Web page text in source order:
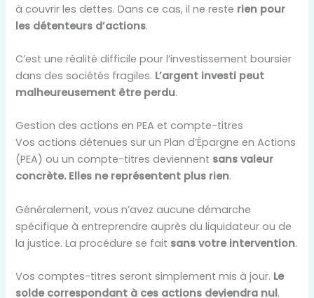
à couvrir les dettes. Dans ce cas, il ne reste rien pour
les détenteurs d’actions.
C’est une réalité difficile pour l’investissement boursier
dans des sociétés fragiles. L’argent investi peut
malheureusement être perdu.
Gestion des actions en PEA et compte-titres
Vos actions détenues sur un Plan d’Épargne en Actions
(PEA) ou un compte-titres deviennent sans valeur
concrète. Elles ne représentent plus rien.
Généralement, vous n’avez aucune démarche
spécifique à entreprendre auprès du liquidateur ou de
la justice. La procédure se fait sans votre intervention.
Vos comptes-titres seront simplement mis à jour. Le
solde correspondant à ces actions deviendra nul.